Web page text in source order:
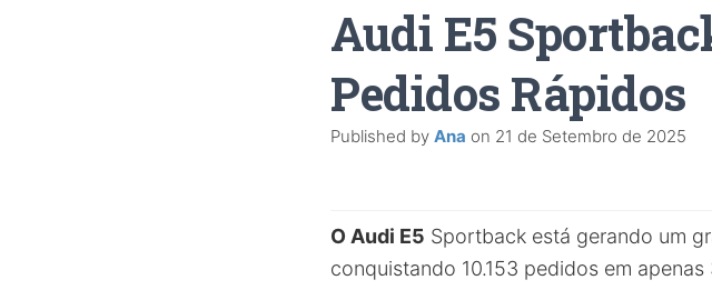
Audi E5
Pedidos Rápidos
Published by Ana on 21 de Setembro de 2025
O Audi E5 Sportback está gerando um
conquistando 10.153 pedidos em apenas